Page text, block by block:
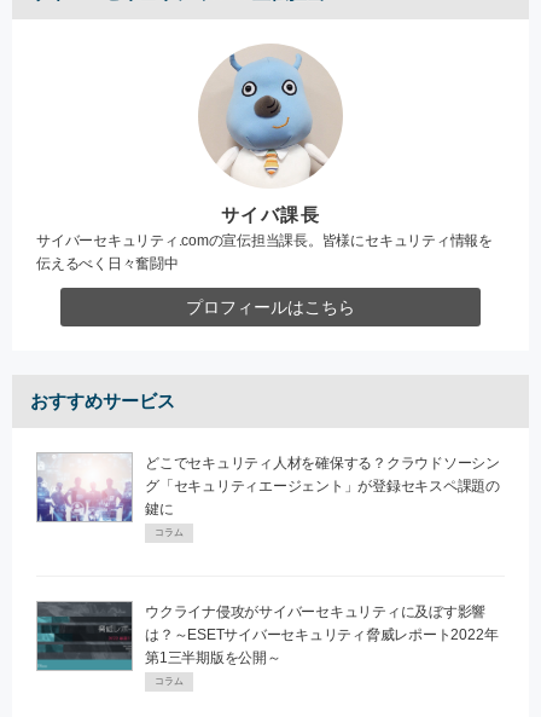
サイバ課長
サイバーセキュリティ.comの宣伝担当課長。皆様にセキュリティ情報を
伝えるべく日々奮闘中
プロフィールはこちら
おすすめサービス
どこでセキュリティ人材を確保する？クラウドソーシン
グ「セキュリティエージェント」が登録セキスペ課題の
鍵に
コラム
ウクライナ侵攻がサイバーセキュリティに及ぼす影響
は？～ESETサイバーセキュリティ脅威レポート2022年
第1三半期版を公開～
コラム